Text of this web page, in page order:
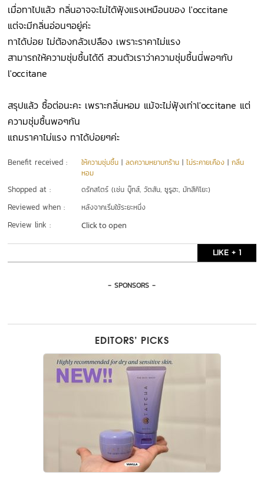
เมื่อทาไปแล้ว กลิ่นอาจจะไม่ได้ฟุ้งแรงเหมือนของ l'occitane
แต่จะมีกลิ่นอ่อนๆอยู่ค่ะ
ทาได้บ่อย ไม่ต้องกลัวเปลือง เพราะราคาไม่แรง
สามารถให้ความชุ่มชื้นได้ดี สวนตัวเราว่าความชุ่มชื้นนี่พอๆกับ
l'occitane
สรุปแล้ว ซื้อต่อนะคะ เพราะกลิ่นหอม แม้จะไม่ฟุ้งเท่าl'occitane แต่
ความชุ่มชื้นพอๆกัน
แถมราคาไม่แรง ทาได้บ่อยๆค่ะ
Benefit received : ให้ความชุ่มชื้น |ลดความหยาบกร้าน |ไม่ระคายเคือง |กลิ่น
หอม
Shopped at : ดรักสโตร์ (เช่น บู๊ทส์, วัตสัน, ซูรูฮะ, มัทสึคิโยะ)
Reviewed when : หลังจากเริ่มใช้ระยะหนึ่ง
Review link : Click to open
LIKE + 1
- SPONSORS -
EDITORS’ PICKS